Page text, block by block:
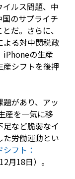
ルス問題、中
のサプライチ
だ。さらに、
よる対中関税政
iPhoneの生産
シフトを後押
があり、アッ
産を一気に移
など脆弱なイ
た労働運動とい
フト：
月18日）。